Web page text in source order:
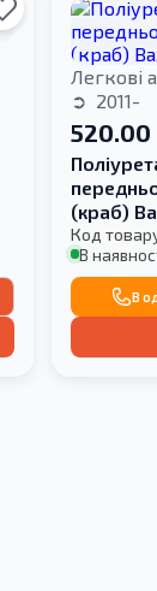
Легкові
2011-
520.00
(краб)
Код
В
В